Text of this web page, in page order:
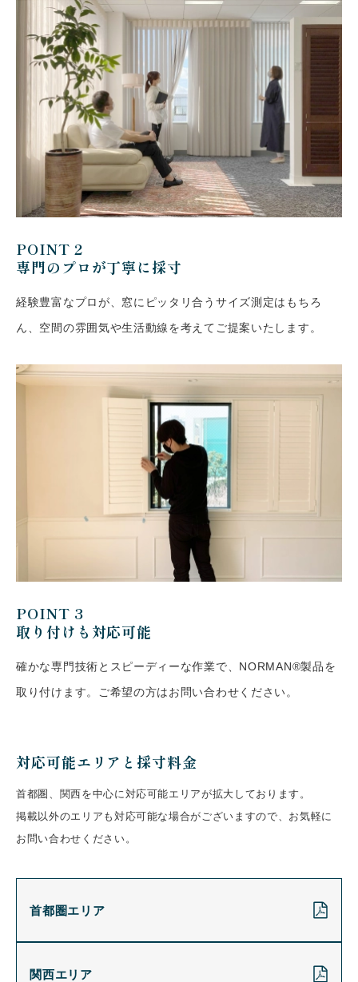
POINT 2
専門のプロが丁寧に採寸
経験豊富なプロが、窓にピッタリ合うサイズ測定はもちろ
ん、空間の雰囲気や生活動線を考えてご提案いたします。
POINT 3
取り付けも対応可能
確かな専門技術とスピーディーな作業で、NORMAN®製品を
取り付けます。ご希望の方はお問い合わせください。
対応可能エリアと採寸料金
首都圏、関西を中心に対応可能エリアが拡大しております。
掲載以外のエリアも対応可能な場合がございますので、お気軽に
お問い合わせください。
首都圏エリア
関西エリア